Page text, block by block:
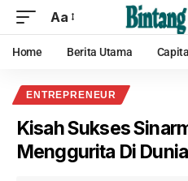
Aa
Home Berita Utama
ENTREPRENEUR
Kisah Sukses
Menggurita Di